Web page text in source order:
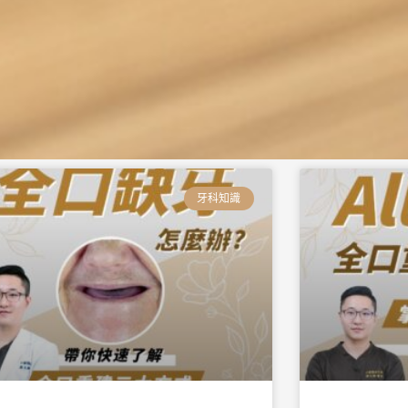
牙科知識
頁
面
頁
面
頁
面
頁
面
頁
面
頁
面